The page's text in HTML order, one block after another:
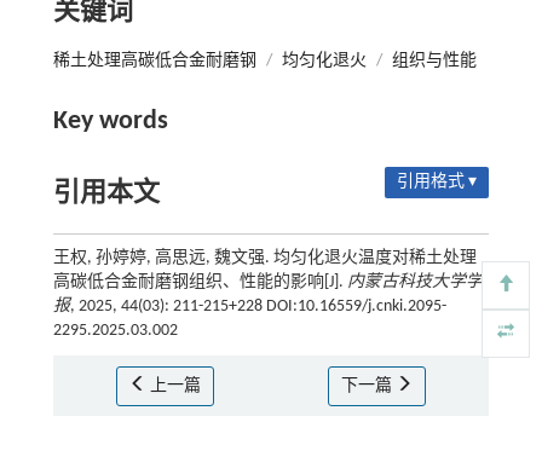
关键词
稀土处理高碳低合金耐磨钢 / 均匀化退火 / 组织与性能
Key words
引用本文 引用格式 ▾
王权, 孙婷婷, 高思远, 魏文强. 均匀化退火温度对稀土处理
高碳低合金耐磨钢组织、性能的影响[J]. 内蒙古科技大学学
报, 2025, 44(03): 211-215+228 DOI:10.16559/j.cnki.2095-
2295.2025.03.002
上一篇 下一篇